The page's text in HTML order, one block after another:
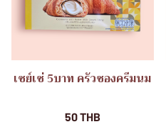
เซย์เซ่ 5บาท ครัวซองครีมนม
50 THB